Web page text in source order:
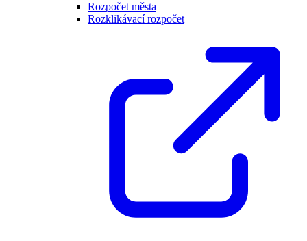
Rozpočet města
Rozklikávací rozpočet